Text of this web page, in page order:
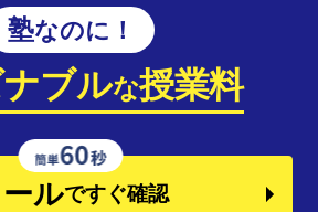
塾なのに！
ブルな授業料
ルですぐ確認